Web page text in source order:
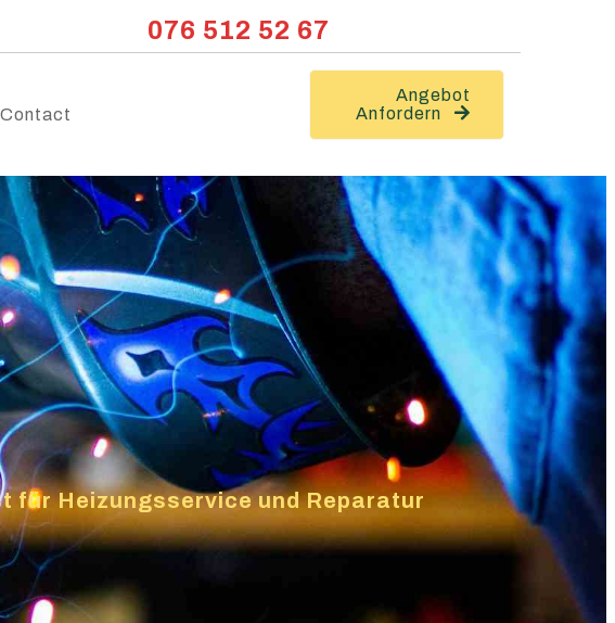
076 512 52 67
Contact
Angebot
Anfordern
für Heizungsservice und Reparatur